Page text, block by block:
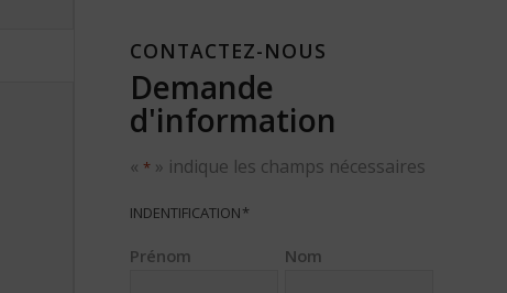
CONTACTEZ-NOUS
Demande
d'information
«* » indique les champs nécessaires
INDENTIFICATION*
Prénom Nom